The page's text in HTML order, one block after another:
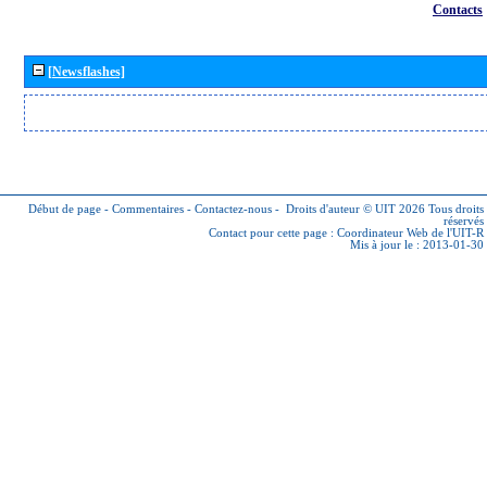
Contacts
[Newsflashes]
Début de page - Commentaires - Contactez-nous - Droits d'auteur © UIT 2026 Tous droits
réservés
Contact pour cette page : Coordinateur Web de l'UIT-R
Mis à jour le : 2013-01-30